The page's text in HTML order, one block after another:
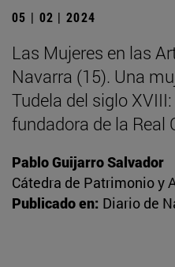
05 | 02 | 2024
Las Mujeres en las
Navarra (15). Una
Tudela del siglo
fundadora de la Real
Pablo Guijarro Salvador
Cátedra de Patrimonio y
Publicado en: Diario de